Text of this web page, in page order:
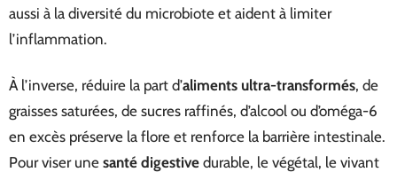
aussi à la diversité du microbiote et aident à limiter
l’inflammation.
À l’inverse, réduire la part d’aliments ultra-transformés, de
graisses saturées, de sucres raffinés, d’alcool ou d’oméga-6
en excès préserve la flore et renforce la barrière intestinale.
Pour viser une santé digestive durable, le végétal, le vivant